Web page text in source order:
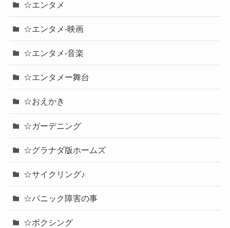
☆エンタメ
☆エンタメ-映画
☆エンタメ-音楽
☆エンタメー舞台
☆おえかき
☆ガーデニング
☆グラナダ版ホームズ
☆サイクリング♪
☆パニック障害の事
☆ボクシング